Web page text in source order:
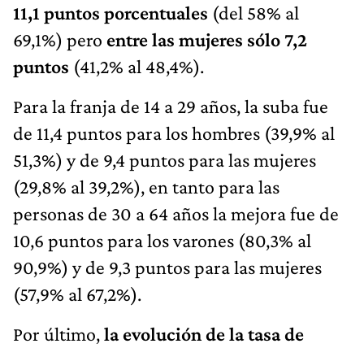
11,1 puntos porcentuales (del 58% al
69,1%) pero entre las mujeres sólo 7,2
puntos (41,2% al 48,4%).
Para la franja de 14 a 29 años, la suba fue
de 11,4 puntos para los hombres (39,9% al
51,3%) y de 9,4 puntos para las mujeres
(29,8% al 39,2%), en tanto para las
personas de 30 a 64 años la mejora fue de
10,6 puntos para los varones (80,3% al
90,9%) y de 9,3 puntos para las mujeres
(57,9% al 67,2%).
Por último,la evolución de la tasa de